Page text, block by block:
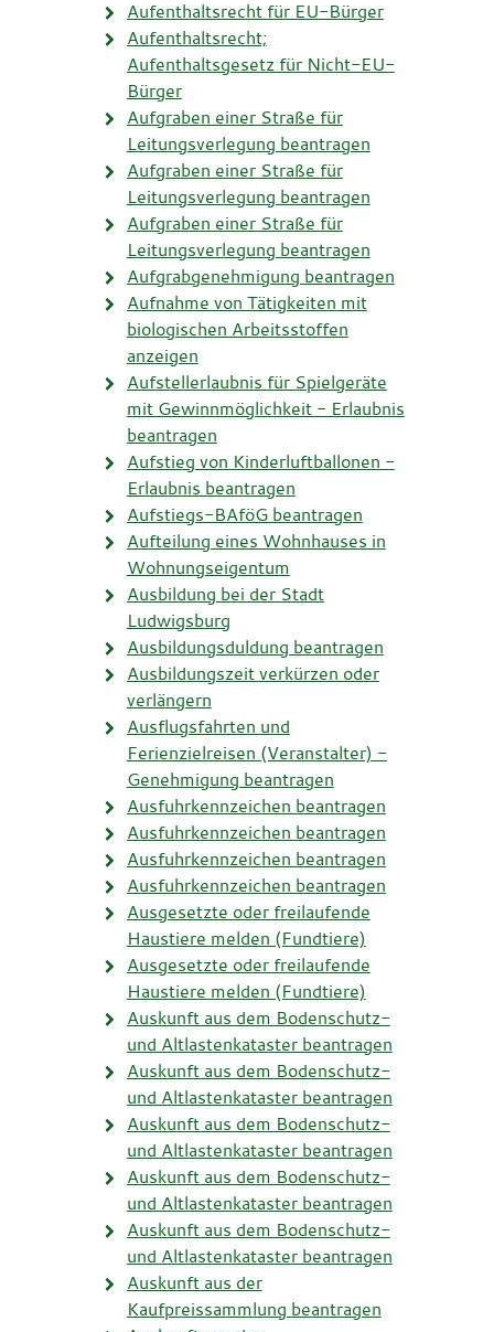
Aufenthaltsrecht für EU-Bürger
Aufenthaltsrecht;
Aufenthaltsgesetz für Nicht-EU-
Bürger
Aufgraben einer Straße für
Leitungsverlegung beantragen
Aufgraben einer Straße für
Leitungsverlegung beantragen
Aufgraben einer Straße für
Leitungsverlegung beantragen
Aufgrabgenehmigung beantragen
Aufnahme von Tätigkeiten mit
biologischen Arbeitsstoffen
anzeigen
Aufstellerlaubnis für Spielgeräte
mit Gewinnmöglichkeit - Erlaubnis
beantragen
Aufstieg von Kinderluftballonen -
Erlaubnis beantragen
Aufstiegs-BAföG beantragen
Aufteilung eines Wohnhauses in
Wohnungseigentum
Ausbildung bei der Stadt
Ludwigsburg
Ausbildungsduldung beantragen
Ausbildungszeit verkürzen oder
verlängern
Ausflugsfahrten und
Ferienzielreisen (Veranstalter) -
Genehmigung beantragen
Ausfuhrkennzeichen beantragen
Ausfuhrkennzeichen beantragen
Ausfuhrkennzeichen beantragen
Ausfuhrkennzeichen beantragen
Ausgesetzte oder freilaufende
Haustiere melden (Fundtiere)
Ausgesetzte oder freilaufende
Haustiere melden (Fundtiere)
Auskunft aus dem Bodenschutz-
und Altlastenkataster beantragen
Auskunft aus dem Bodenschutz-
und Altlastenkataster beantragen
Auskunft aus dem Bodenschutz-
und Altlastenkataster beantragen
Auskunft aus dem Bodenschutz-
und Altlastenkataster beantragen
Auskunft aus dem Bodenschutz-
und Altlastenkataster beantragen
Auskunft aus der
Kaufpreissammlung beantragen